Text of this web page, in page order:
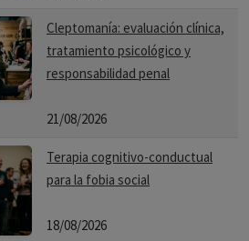
Cleptomanía: evaluación clínica,
tratamiento psicológico y
responsabilidad penal
21/08/2026
Terapia cognitivo-conductual
para la fobia social
18/08/2026